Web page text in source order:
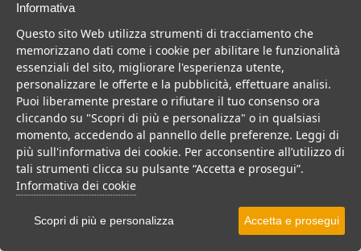
Puglia > Salve > Torre Pali
Appartamenti case vacanza a pochi metri dal mare e dalle
spiagge di Torre Pali in Salento
Residence B&B Casa Vacanza
VEDI SU MAPPA
INFO STRUTTURA
Informativa
Questo sito Web utilizza strumenti di tracciamento che
memorizzano dati come i cookie per abilitare le funzionalità
essenziali del sito, migliorare l'esperienza utente,
personalizzare le offerte e la pubblicità, effettuare analisi.
Puoi liberamente prestare o rifiutare il tuo consenso ora
cliccando su "Scopri di più e personalizza" o in qualsiasi
momento, accedendo al pannello delle preferenze. Leggi di
più sull'informativa dei cookie. Per acconsentire all’utilizzo di
tali strumenti clicca su pulsante “Accetta e prosegui”.
Informativa dei cookie
Scopri di più e personalizza Accetta e prosegui